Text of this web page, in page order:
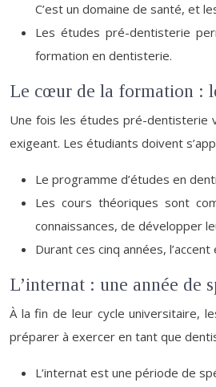
C’est un domaine de santé, et
Les études pré-dentisterie
formation en dentisterie.
Le cœur de la formation :
Une fois les études pré-dentisterie
exigeant. Les étudiants doivent
Le programme d’études en
Les cours théoriques sont
connaissances, de développer
Durant ces cinq années,
L’internat : une année de
À la fin de leur cycle universitaire,
préparer à exercer en tant que
L’internat est une période de